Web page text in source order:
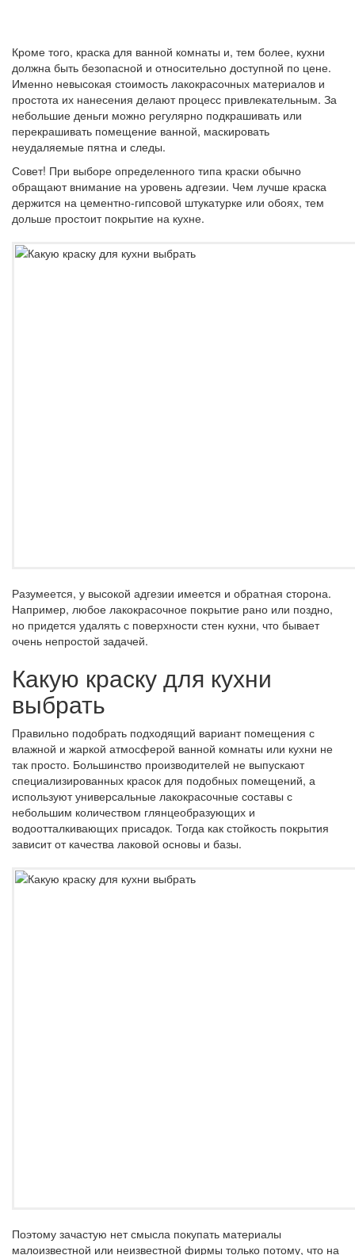
Кроме того, краска для ванной комнаты и, тем более, кухни
должна быть безопасной и относительно доступной по цене.
Именно невысокая стоимость лакокрасочных материалов и
простота их нанесения делают процесс привлекательным. За
небольшие деньги можно регулярно подкрашивать или
перекрашивать помещение ванной, маскировать
неудаляемые пятна и следы.
Совет! При выборе определенного типа краски обычно
обращают внимание на уровень адгезии. Чем лучше краска
держится на цементно-гипсовой штукатурке или обоях, тем
дольше простоит покрытие на кухне.
Разумеется, у высокой адгезии имеется и обратная сторона.
Например, любое лакокрасочное покрытие рано или поздно,
но придется удалять с поверхности стен кухни, что бывает
очень непростой задачей.
Какую краску для кухни
выбрать
Правильно подобрать подходящий вариант помещения с
влажной и жаркой атмосферой ванной комнаты или кухни не
так просто. Большинство производителей не выпускают
специализированных красок для подобных помещений, а
используют универсальные лакокрасочные составы с
небольшим количеством глянцеобразующих и
водоотталкивающих присадок. Тогда как стойкость покрытия
зависит от качества лаковой основы и базы.
Поэтому зачастую нет смысла покупать материалы
малоизвестной или неизвестной фирмы только потому, что на